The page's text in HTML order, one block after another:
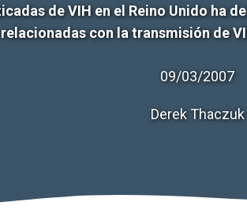
de VIH en el Reino Unido ha
con la transmisión de
09/03/2007
Derek Thaczuk